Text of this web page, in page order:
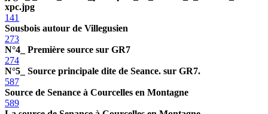
xpc.jpg
141
Sousbois autour de Villegusien
273
N°4_ Première source sur GR7
274
N°5_ Source principale dite de Seance. sur GR7.
587
Source de Senance à Courcelles en Montagne
589